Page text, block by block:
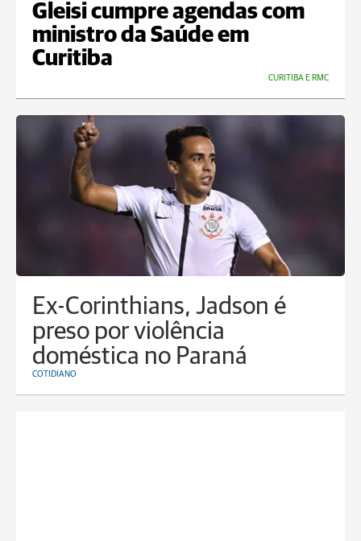
Gleisi cumpre agendas com
ministro da Saúde em
Curitiba
CURITIBA E RMC
Ex-Corinthians, Jadson é
preso por violência
doméstica no Paraná
COTIDIANO